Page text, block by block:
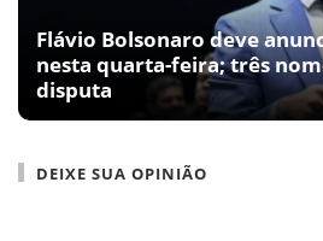
Flávio Bolsonaro deve
nesta quarta-feira; três
disputa
DEIXE SUA OPINIÃO